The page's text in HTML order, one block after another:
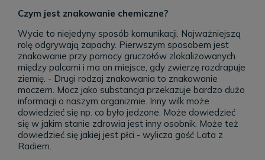
Czym jest znakowanie chemiczne?
Wycie to niejedyny sposób komunikacji. Najważniejszą
rolę odgrywają zapachy. Pierwszym sposobem jest
znakowanie przy pomocy gruczołów zlokalizowanych
między palcami i ma on miejsce, gdy zwierzę rozdrapuje
ziemię. - Drugi rodzaj znakowania to znakowanie
moczem. Mocz jako substancja przekazuje bardzo dużo
informacji o naszym organizmie. Inny wilk może
dowiedzieć się np. co było jedzone. Może dowiedzieć
się w jakim stanie zdrowia jest inny osobnik. Może też
dowiedzieć się jakiej jest płci - wylicza gość Lata z
Radiem.